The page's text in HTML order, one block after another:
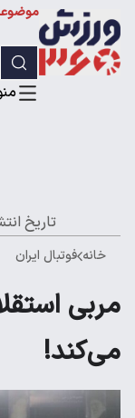
تاریخ
خانه فوتبال ایران
مربی
می‌کند!